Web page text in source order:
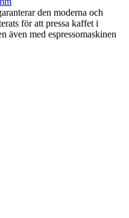
den moderna och
för att pressa kaffet i
även med espressomaskinen